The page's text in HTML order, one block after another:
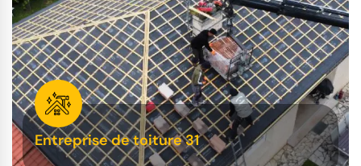
Entreprise de toiture 31